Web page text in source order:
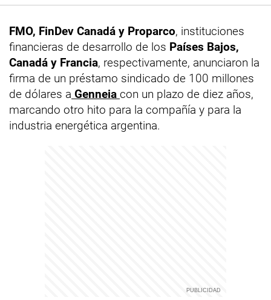
FMO, FinDev Canadá y Proparco, instituciones
financieras de desarrollo de los Países Bajos,
Canadá y Francia, respectivamente, anunciaron la
firma de un préstamo sindicado de 100 millones
de dólares a Genneia con un plazo de diez años,
marcando otro hito para la compañía y para la
industria energética argentina.